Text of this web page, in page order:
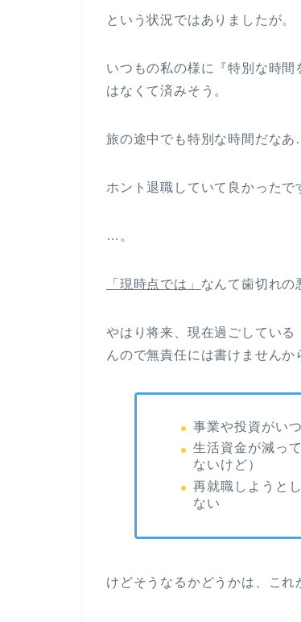
という状況ではありましたが。
いつもの私の様に『特別な時
はなくて済みそう。
旅の途中でも特別な時間だな
ホント退職していて良かったで
…。
「現時点では」 なんて歯切れの
やはり将来、現在過ごしてい
んので無責任には書けませんか
事業や投資がい
生活資金が減っ
ないけど）
再就職しようと
ない
けどそうなるかどうかは、これ